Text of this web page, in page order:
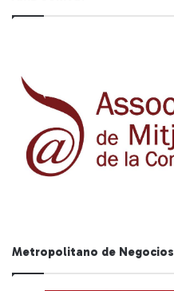
Metropolitano de Negocios